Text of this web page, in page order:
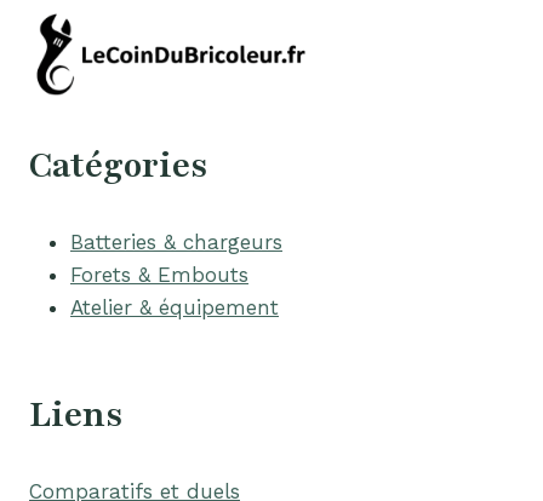
Catégories
Batteries & chargeurs
Forets & Embouts
Atelier & équipement
Liens
Comparatifs et duels